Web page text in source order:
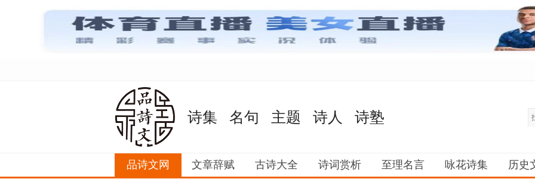
诗集 名句 主题 诗人 诗塾
品诗文网 文章辞赋 古诗大全 诗词赏析 至理名言 咏花诗集 历史